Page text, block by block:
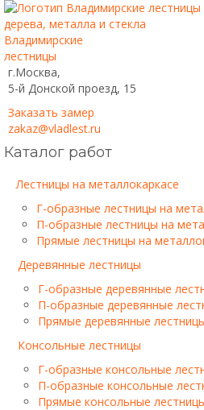
Владимирские
лестницы
г.Москва,
5-й Донской проезд, 15
Заказать замер
zakaz@vladlest.ru
Каталог работ
Лестницы на металлокаркасе
Г-образные лестницы на
П-образные лестницы на
Прямые лестницы на
Деревянные лестницы
Г-образные деревянные
П-образные деревянные
Прямые деревянные
Консольные лестницы
Г-образные консольные
П-образные консольные
Прямые консольные